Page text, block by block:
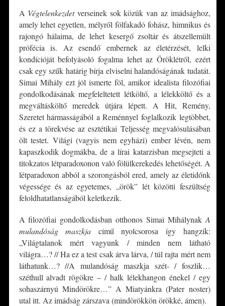
A Végtelenkezdetverseinek sok közük van az imádsághoz,
amely lehet egyetlen, mélyről fölfakadó fohász, himnikus és
rajongó hálaima, de lehet kesergő zsoltár és átszellemült
prófécia is. Az esendő embernek az életérzését, lelki
kondícióját befolyásoló fogalma lehet az Öröklétről, ezért
csak egy szűk határig bírja elviselni halandóságának tudatát.
Simai Mihály ezt jól ismerte föl, amikor idealista filozófiai
gondolkodásának megfeleltetett létköltő, a lélekköltő és a
megváltásköltő meredek útjára lépett. A Hit, Remény,
Szeretet hármasságából a Reménnyel foglalkozik legtöbbet,
és ez a törekvése az esztétikai Teljesség megvalósulásában
ölt testet. Világi (vagyis nem egyházi) ember lévén, nem
kapaszkodik dogmákba, de a lírai katarzisban megsejteti a
titokzatos létparadoxonon való fölülkerekedés lehetőségét. A
létparadoxon abból a szorongásból ered, amely az életidőnk
végessége és az egyetemes, „örök” lét közötti feszültség
feloldhatatlanságából keletkezik.
A filozófiai gondolkodásban otthonos Simai Mihálynak A
mulandóság maszkja című nyolcsorosa így hangzik:
„Világtalanok mért vagyunk / minden nem látható
világra…? // Ha ez a test csak árva lárva, / túl rajta mért nem
láthatunk…? //A mulandóság maszkja szét- / foszlik…
széthull alvadt rögökre – / halk lélekhangon énekel / egy
sohaszárnyú Mindörökre…” A Miatyánkra (Pater noster)
utal itt. Az imádság zárszava (mindörökkön örökké, ámen).